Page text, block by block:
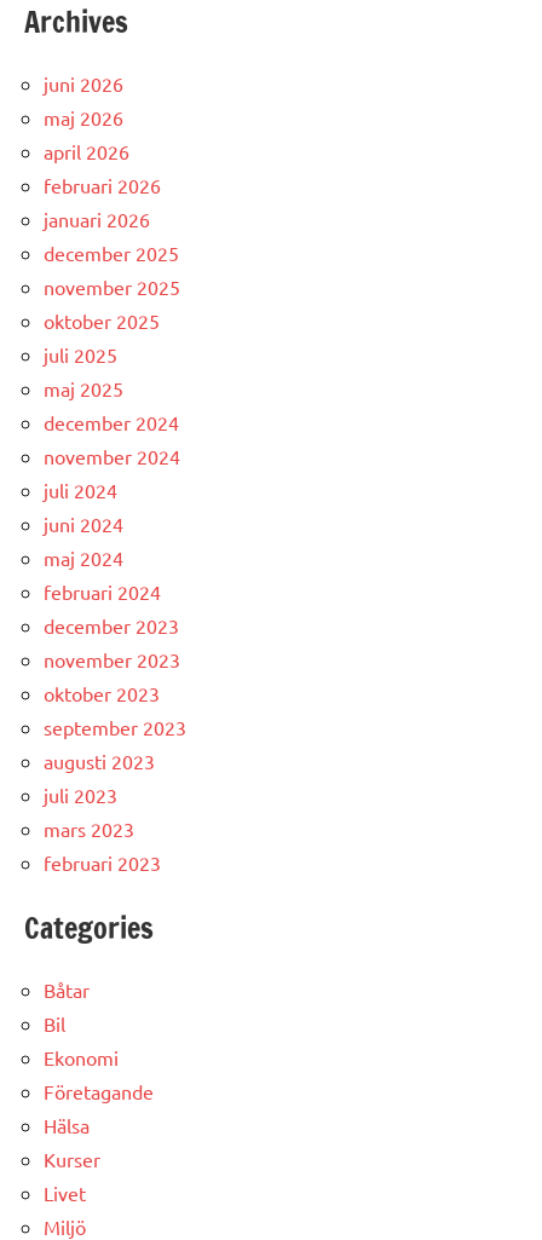
Archives
juni 2026
maj 2026
april 2026
februari 2026
januari 2026
december 2025
november 2025
oktober 2025
juli 2025
maj 2025
december 2024
november 2024
juli 2024
juni 2024
maj 2024
februari 2024
december 2023
november 2023
oktober 2023
september 2023
augusti 2023
juli 2023
mars 2023
februari 2023
Categories
Båtar
Bil
Ekonomi
Företagande
Hälsa
Kurser
Livet
Miljö